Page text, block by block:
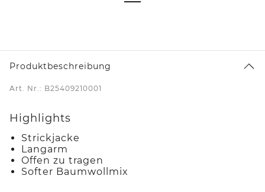
Produktbeschreibung
Art. Nr.: B25409210001
Highlights
Strickjacke
Langarm
Offen zu tragen
Softer Baumwollmix